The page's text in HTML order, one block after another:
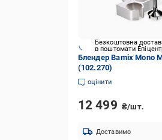
Безкоштовна
в поштомати
Блендер Bamix Mono
(102.270)
оцінити
12 499 ₴/шт.
Доставимо